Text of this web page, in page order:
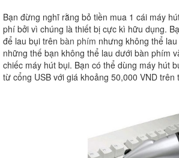
Bạn đừng nghĩ rằng bỏ tiền mua 1 cái máy
phí bởi vì chúng là thiết bị cực kì hữu dụng.
để lau bụi trên bàn phím nhưng không thể
những thế bạn không thể lau dưới bàn phím
chiếc máy hút bụi. Bạn có thể dùng máy hút
từ cổng USB với giá khoảng 50,000 VND trên